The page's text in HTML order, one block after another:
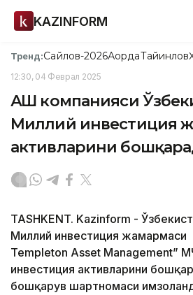
KAZINFORM
Тренд:Сайлов-2026АқордаТайинлов
12:30, 04 Феврал 2025
АҚШ компанияси
Миллий инвестиция
активларини
TASHKENT. Kazinform -
Миллий инвестиция жамғармаси
Templeton Asset Management”
инвестиция активларини
бошқарув шартномаси